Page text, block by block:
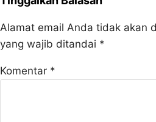
Alamat email Anda tidak akan
yang wajib ditandai *
Komentar *